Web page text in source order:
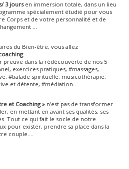
3 joursen immersion totale, dans un lieu
spécialement étudié pour vous
Corps et de votre personnalité et de
...
du Bien-être, vous allez
.
preuve dans la rédécouverte de nos 5
exercices pratiques, #massages,
#balade spirituelle, musicothérapie,
et détente, #médiation...
et Coaching »n'est pas de transformer
en mettant en avant ses qualités, ses
Tout ce qui fait le socle de notre
pour exister, prendre sa place dans la
couple....